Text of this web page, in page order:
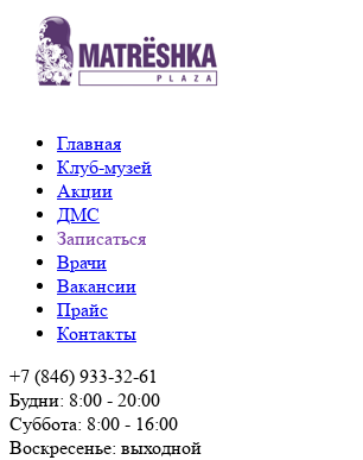
Главная
Клуб-музей
Акции
ДМС
Записаться
Врачи
Вакансии
Прайс
Контакты
+7 (846) 933-32-61
Будни: 8:00 - 20:00
Суббота: 8:00 - 16:00
Воскресенье: выходной